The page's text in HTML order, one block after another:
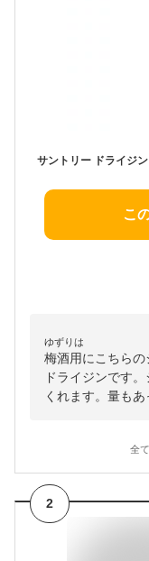
サントリー ドライジ
こ
ゆずりは
梅酒用にこちら
ドライジンです
くれます。量も
全
2